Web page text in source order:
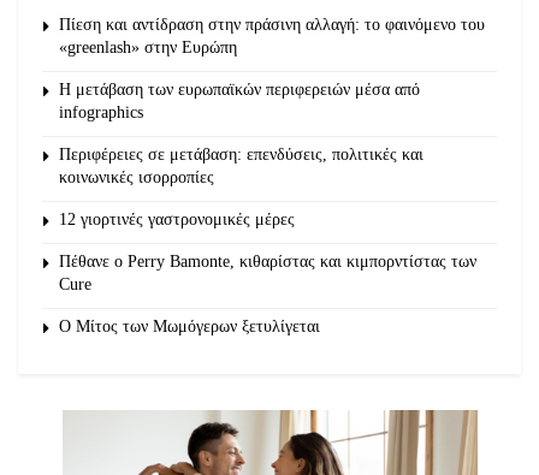
Πίεση και αντίδραση στην πράσινη αλλαγή: το φαινόμενο του
«greenlash» στην Ευρώπη
Η μετάβαση των ευρωπαϊκών περιφερειών μέσα από
infographics
Περιφέρειες σε μετάβαση: επενδύσεις, πολιτικές και
κοινωνικές ισορροπίες
12 γιορτινές γαστρονομικές μέρες
Πέθανε ο Perry Bamonte, κιθαρίστας και κιμπορντίστας των
Cure
O Μίτος των Μωμόγερων ξετυλίγεται